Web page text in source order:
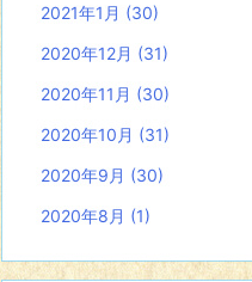
2021年1月 (30)
2020年12月 (31)
2020年11月 (30)
2020年10月 (31)
2020年9月 (30)
2020年8月 (1)